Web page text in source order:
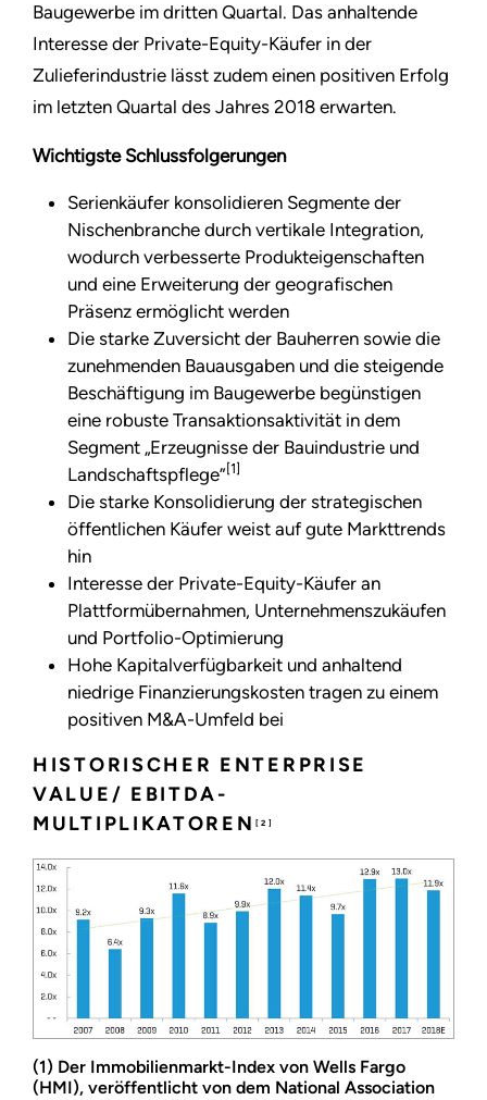
Baugewerbe im dritten Quartal. Das anhaltende
Interesse der Private-Equity-Käufer in der
Zulieferindustrie lässt zudem einen positiven Erfolg
im letzten Quartal des Jahres 2018 erwarten.
Wichtigste Schlussfolgerungen
Serienkäufer konsolidieren Segmente der
Nischenbranche durch vertikale Integration,
wodurch verbesserte Produkteigenschaften
und eine Erweiterung der geografischen
Präsenz ermöglicht werden
Die starke Zuversicht der Bauherren sowie die
zunehmenden Bauausgaben und die steigende
Beschäftigung im Baugewerbe begünstigen
eine robuste Transaktionsaktivität in dem
Segment „Erzeugnisse der Bauindustrie und
Landschaftspflege”[1]
Die starke Konsolidierung der strategischen
öffentlichen Käufer weist auf gute Markttrends
hin
Interesse der Private-Equity-Käufer an
Plattformübernahmen, Unternehmenszukäufen
und Portfolio-Optimierung
Hohe Kapitalverfügbarkeit und anhaltend
niedrige Finanzierungskosten tragen zu einem
positiven M&A-Umfeld bei
HISTORISCHER ENTERPRISE
VALUE/ EBITDA-
MULTIPLIKATOREN [2]
(1) Der Immobilienmarkt-Index von Wells Fargo
(HMI), veröffentlicht von dem National Association